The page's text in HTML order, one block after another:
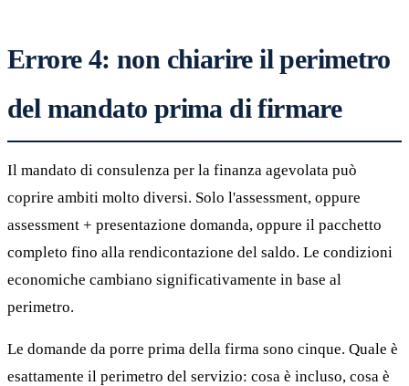
Errore 4: non chiarire il perimetro
del mandato prima di firmare
Il mandato di consulenza per la finanza agevolata può
coprire ambiti molto diversi. Solo l'assessment, oppure
assessment + presentazione domanda, oppure il pacchetto
completo fino alla rendicontazione del saldo. Le condizioni
economiche cambiano significativamente in base al
perimetro.
Le domande da porre prima della firma sono cinque. Quale è
esattamente il perimetro del servizio: cosa è incluso, cosa è